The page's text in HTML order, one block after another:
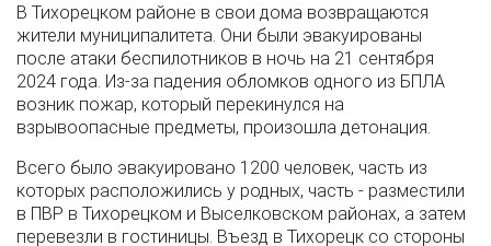
В Тихорецком районе в свои дома возвращаются
жители муниципалитета. Они были эвакуированы
после атаки беспилотников в ночь на 21 сентября
2024 года. Из-за падения обломков одного из БПЛА
возник пожар, который перекинулся на
взрывоопасные предметы, произошла детонация.
Всего было эвакуировано 1200 человек, часть из
которых расположились у родных, часть - разместили
в ПВР в Тихорецком и Выселковском районах, а затем
перевезли в гостиницы. Въезд в Тихорецк со стороны